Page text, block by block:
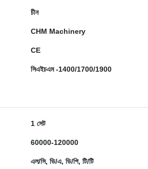
চীন
CHM Machinery
CE
সিএইচএম -1400/1700/1900
1 সেট
60000-120000
এল/সি, ডি/এ, ডি/পি, টি/টি